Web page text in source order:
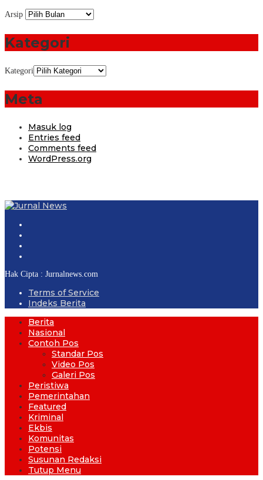
Arsip
Kategori
Kategori
Meta
Masuk log
Entries feed
Comments feed
WordPress.org
Hak Cipta : Jurnalnews.com
Terms of Service
Indeks Berita
Berita
Nasional
Contoh Pos
Standar Pos
Video Pos
Galeri Pos
Peristiwa
Pemerintahan
Featured
Kriminal
Ekbis
Komunitas
Potensi
Susunan Redaksi
Tutup Menu